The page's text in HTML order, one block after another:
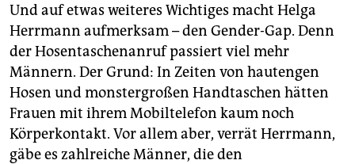
Und auf etwas weiteres Wichtiges macht Helga
Herrmann aufmerksam – den Gender-Gap. Denn
der Hosentaschenanruf passiert viel mehr
Männern. Der Grund: In Zeiten von hautengen
Hosen und monstergroßen Handtaschen hätten
Frauen mit ihrem Mobiltelefon kaum noch
Körperkontakt. Vor allem aber, verrät Herrmann,
gäbe es zahlreiche Männer, die den